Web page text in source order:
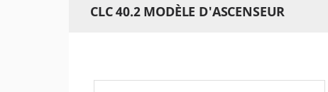
CLC 40.2 MODÈLE D'ASCENSEUR